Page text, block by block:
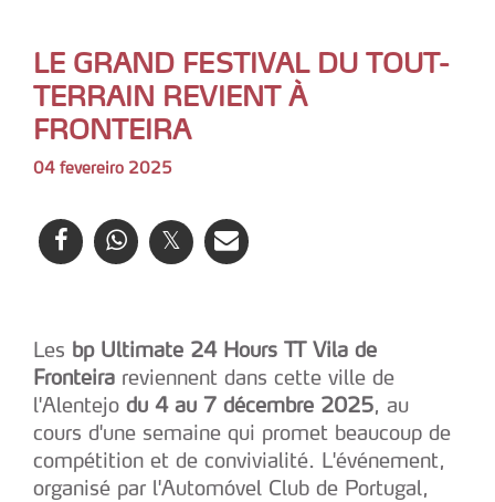
LE GRAND FESTIVAL DU TOUT-
TERRAIN REVIENT À
FRONTEIRA
04 fevereiro 2025
Les bp Ultimate 24 Hours TT Vila de
Fronteira reviennent dans cette ville de
l'Alentejo du 4 au 7 décembre 2025, au
cours d'une semaine qui promet beaucoup de
compétition et de convivialité. L'événement,
organisé par l'Automóvel Club de Portugal,